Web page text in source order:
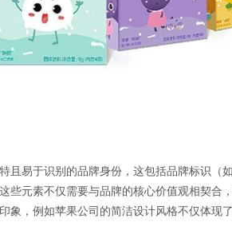
易于识别的品牌身份，这包括品牌标识（如
些元素不仅需要与品牌的核心价值观相契合
象，例如苹果公司的简洁设计风格不仅体现